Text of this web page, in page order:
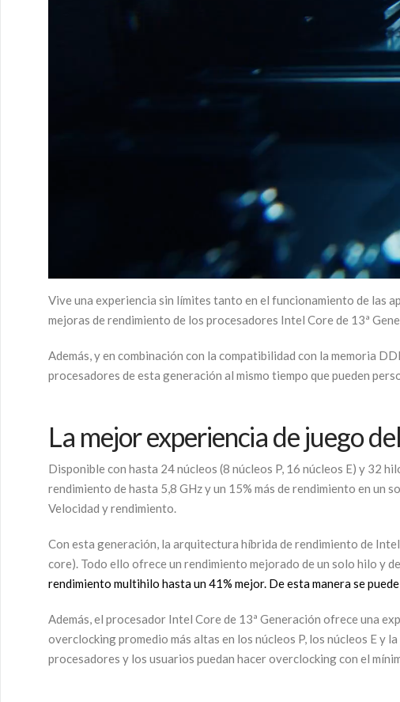
Vive una experiencia sin límites tanto en el funcionamiento de las
mejoras de rendimiento de los procesadores Intel Core de 13ª
Además, y en combinación con la compatibilidad con la memoria
procesadores de esta generación al mismo tiempo que pueden
La mejor experiencia de juego
Disponible con hasta 24 núcleos (8 núcleos P, 16 núcleos E) y 32
rendimiento de hasta 5,8 GHz y un 15% más de rendimiento en
Velocidad y rendimiento.
Con esta generación, la arquitectura híbrida de rendimiento de
core). Todo ello ofrece un rendimiento mejorado de un solo hilo y
rendimiento multihilo hasta un 41% mejor. De esta manera se
Además, el procesador Intel Core de 13ª Generación ofrece una
overclocking promedio más altas en los núcleos P, los núcleos E y
procesadores y los usuarios puedan hacer overclocking con el